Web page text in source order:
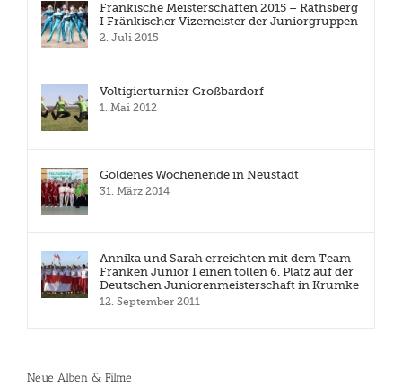
Fränkische Meisterschaften 2015 – Rathsberg
I Fränkischer Vizemeister der Juniorgruppen
2. Juli 2015
Voltigierturnier Großbardorf
1. Mai 2012
Goldenes Wochenende in Neustadt
31. März 2014
Annika und Sarah erreichten mit dem Team
Franken Junior I einen tollen 6. Platz auf der
Deutschen Juniorenmeisterschaft in Krumke
12. September 2011
Neue Alben & Filme